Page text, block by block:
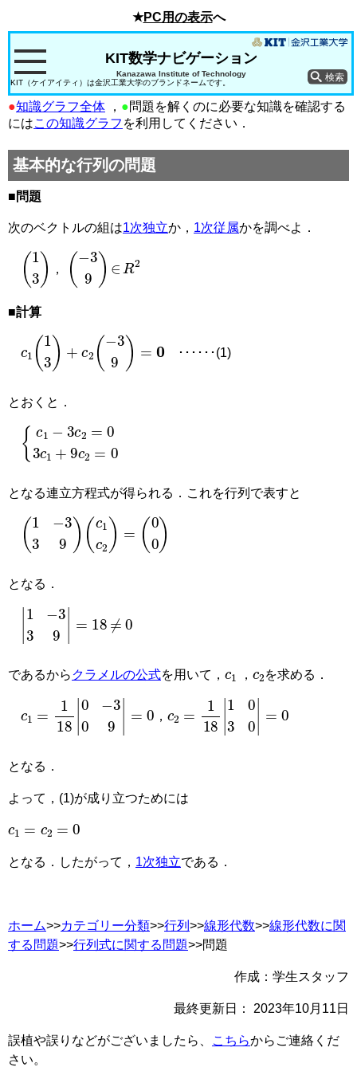
★PC用の表示へ
Kanazawa Institute of Technology
KIT数学ナビゲーション
KIT（ケイアイティ）は金沢工業大学のブランドネームです。
●知識グラフ全体 ， ●問題を解くのに必要な知識を確認する
にはこの知識グラフ を利用してください．
基本的な行列の問題
■問題
次のベクトルの組は1次独立か， 1次従属かを調べよ．
13
，
−39∈ 2
■計算
113+ 9=0
･･････(1)
とおくと．
c 1−3c 2=0 3c 1
となる連立方程式が得られる．これを行列で表すと
1−3 39c1 c2=00
となる．
1− 39= ≠ 0
であるから クラメルの公式を用いて， ，
2
を求める．
18 − 09=
，
18 0 0=
となる．
よって，(1)が成り立つためには
となる．したがって， 1次独立である．
ホーム>>カテゴリー分類>>行列 >>線形代数>>線形代数に関
する問題>>行列式に関する問題>>問題
作成：学生スタッフ
最終更新日： 2023年10月11日
誤植や誤りなどがございましたら、 こちらからご連絡くだ
さい。